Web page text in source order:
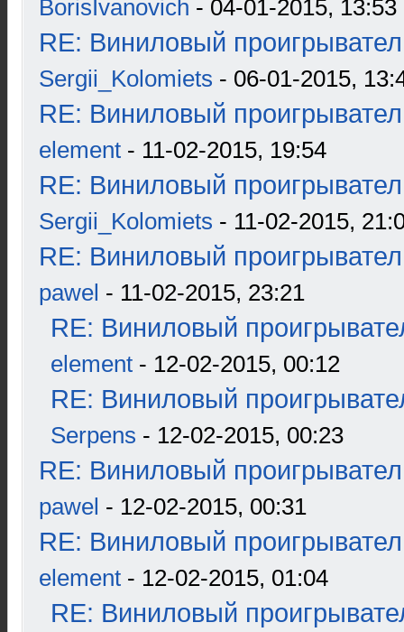
BorisIvanovich - 04-01-2015, 13:53
RE: Виниловый
Sergii_Kolomiets - 06-01-2015,
RE: Виниловый
element - 11-02-2015, 19:54
RE: Виниловый
Sergii_Kolomiets - 11-02-2015,
RE: Виниловый
pawel - 11-02-2015, 23:21
RE: Виниловый
element - 12-02-2015, 00:12
RE: Виниловый
Serpens - 12-02-2015, 00:23
RE: Виниловый
pawel - 12-02-2015, 00:31
RE: Виниловый
element - 12-02-2015, 01:04
RE: Виниловый